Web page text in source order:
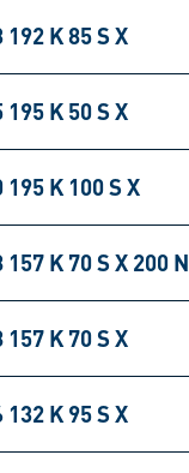
192 K 85 S X
195 K 50 S X
195 K 100 S X
157 K 70 S X 200 N
157 K 70 S X
132 K 95 S X